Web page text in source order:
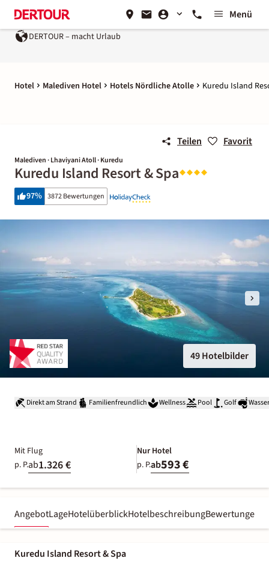
Menü
DERTOUR – macht Urlaub
Hotel Malediven Hotel Hotels Nördliche Atolle Kuredu Island
Teilen Favorit
Malediven · Lhaviyani Atoll · Kuredu
Kuredu Island Resort & Spa
97% 3872 Bewertungen
49 Hotelbilder
Direkt am Strand Familienfreundlich Wellness Pool Golf
Mit Flug
p. P.ab1.326 €
Nur Hotel
p. P.ab593 €
AngebotLageHotelüberblickHotelbeschreibungBewertungen
Kuredu Island Resort & Spa